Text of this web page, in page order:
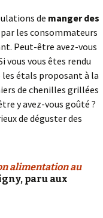
de manger des
les consommateurs
Peut-être avez-vous
vous vous êtes rendu
étals proposant à la
de chenilles grillées
y avez-vous goûté ?
de déguster des
alimentation au
paru aux